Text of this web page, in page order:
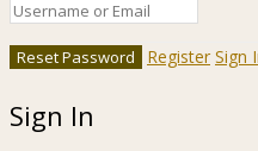
Register Sign
Sign In